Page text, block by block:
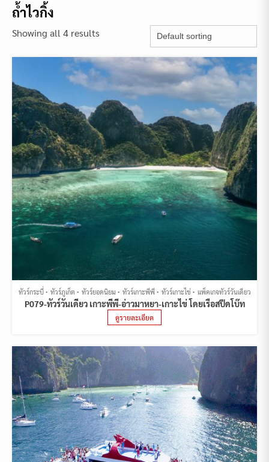
ถ้ำไวกิ้ง
Showing all 4 results
ทัวร์กระบี่ ทัวร์ภูเก็ต ทัวร์ยอดนิยม ทัวร์เกาะพีพี ทัวร์เกาะไข่ แพ็คเกจทัวร์วันเดียว
P079-ทัวร์วันเดียว เกาะพีพี-อ่าวมาหยา-เกาะไข่ โดยเรือสปีดโบ๊ท
ดูรายละเอียด